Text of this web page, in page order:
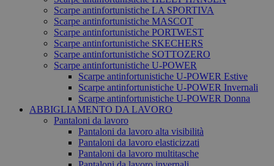
Scarpe antinfortunistiche LA SPORTIVA
Scarpe antinfortunistiche MASCOT
Scarpe antinfortunistiche PORTWEST
Scarpe antinfortunistiche SKECHERS
Scarpe antinfortunistiche SOTTOZERO
Scarpe antinfortunistiche U-POWER
Scarpe antinfortunistiche U-POWER Estive
Scarpe antinfortunistiche U-POWER Invernali
Scarpe antinfortunistiche U-POWER Donna
ABBIGLIAMENTO DA LAVORO
Pantaloni da lavoro
Pantaloni da lavoro alta visibilità
Pantaloni da lavoro elasticizzati
Pantaloni da lavoro multitasche